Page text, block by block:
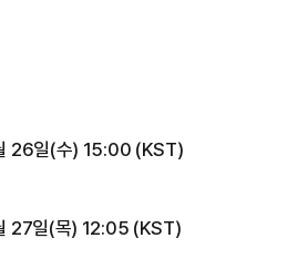
26일(수) 15:00 (KST)
27일(목) 12:05 (KST)